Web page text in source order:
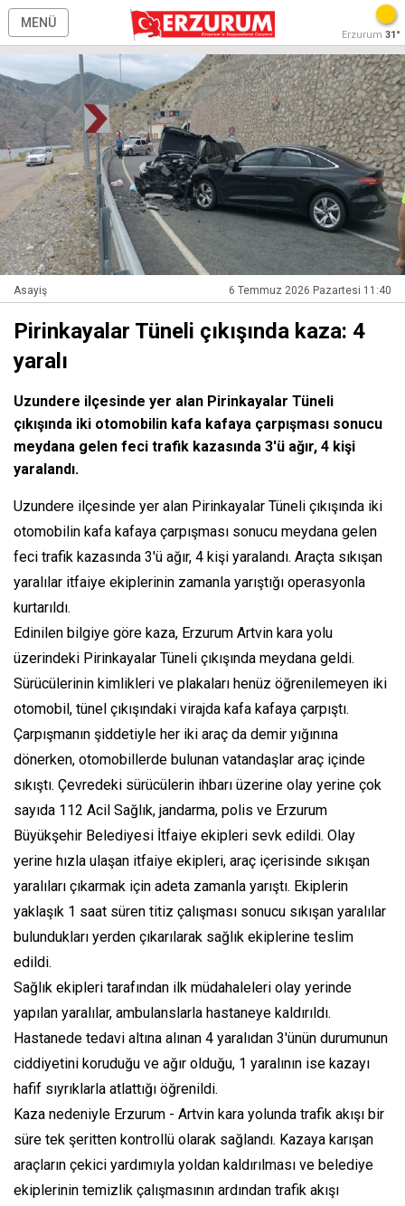
MENÜ
Erzurum 31°
Asayiş 6 Temmuz 2026 Pazartesi 11:40
Pirinkayalar Tüneli çıkışında kaza: 4
yaralı
Uzundere ilçesinde yer alan Pirinkayalar Tüneli
çıkışında iki otomobilin kafa kafaya çarpışması sonucu
meydana gelen feci trafik kazasında 3'ü ağır, 4 kişi
yaralandı.
Uzundere ilçesinde yer alan Pirinkayalar Tüneli çıkışında iki
otomobilin kafa kafaya çarpışması sonucu meydana gelen
feci trafik kazasında 3'ü ağır, 4 kişi yaralandı. Araçta sıkışan
yaralılar itfaiye ekiplerinin zamanla yarıştığı operasyonla
kurtarıldı.
Edinilen bilgiye göre kaza, Erzurum Artvin kara yolu
üzerindeki Pirinkayalar Tüneli çıkışında meydana geldi.
Sürücülerinin kimlikleri ve plakaları henüz öğrenilemeyen iki
otomobil, tünel çıkışındaki virajda kafa kafaya çarpıştı.
Çarpışmanın şiddetiyle her iki araç da demir yığınına
dönerken, otomobillerde bulunan vatandaşlar araç içinde
sıkıştı. Çevredeki sürücülerin ihbarı üzerine olay yerine çok
sayıda 112 Acil Sağlık, jandarma, polis ve Erzurum
Büyükşehir Belediyesi İtfaiye ekipleri sevk edildi. Olay
yerine hızla ulaşan itfaiye ekipleri, araç içerisinde sıkışan
yaralıları çıkarmak için adeta zamanla yarıştı. Ekiplerin
yaklaşık 1 saat süren titiz çalışması sonucu sıkışan yaralılar
bulundukları yerden çıkarılarak sağlık ekiplerine teslim
edildi.
Sağlık ekipleri tarafından ilk müdahaleleri olay yerinde
yapılan yaralılar, ambulanslarla hastaneye kaldırıldı.
Hastanede tedavi altına alınan 4 yaralıdan 3'ünün durumunun
ciddiyetini koruduğu ve ağır olduğu, 1 yaralının ise kazayı
hafif sıyrıklarla atlattığı öğrenildi.
Kaza nedeniyle Erzurum - Artvin kara yolunda trafik akışı bir
süre tek şeritten kontrollü olarak sağlandı. Kazaya karışan
araçların çekici yardımıyla yoldan kaldırılması ve belediye
ekiplerinin temizlik çalışmasının ardından trafik akışı